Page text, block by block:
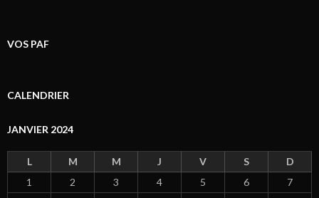
VOS PAF
CALENDRIER
JANVIER 2024
L M M J V S
D
1
2 3 4 5 6
7